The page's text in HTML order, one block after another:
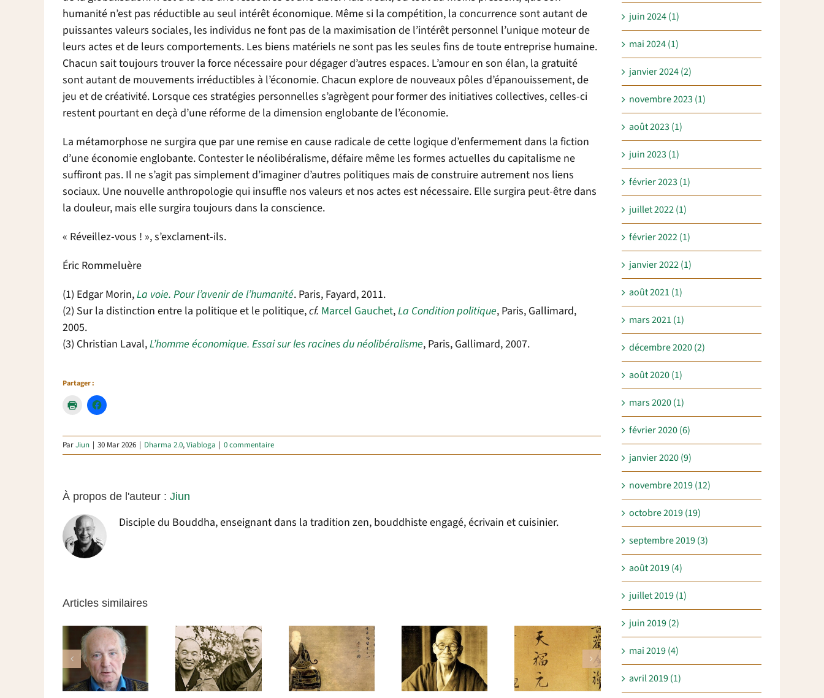
humanité n’est pas réductible au seul intérêt économique. Même si la compétition, la concurrence sont autant de
puissantes valeurs sociales, les individus ne font pas de la maximisation de l’intérêt personnel l’unique moteur de
leurs actes et de leurs comportements. Les biens matériels ne sont pas les seules fins de toute entreprise humaine.
Chacun sait toujours trouver la force nécessaire pour dégager d’autres espaces. L’amour en son élan, la gratuité
sont autant de mouvements irréductibles à l’économie. Chacun explore de nouveaux pôles d’épanouissement, de
jeu et de créativité. Lorsque ces stratégies personnelles s’agrègent pour former des initiatives collectives, celles-ci
restent pourtant en deçà d’une réforme de la dimension englobante de l’économie.
La métamorphose ne surgira que par une remise en cause radicale de cette logique d’enfermement dans la fiction
d’une économie englobante. Contester le néolibéralisme, défaire même les formes actuelles du capitalisme ne
suffiront pas. Il ne s’agit pas simplement d’imaginer d’autres politiques mais de construire autrement nos liens
sociaux. Une nouvelle anthropologie qui insuffle nos valeurs et nos actes est nécessaire. Elle surgira peut-être dans
la douleur, mais elle surgira toujours dans la conscience.
« Réveillez-vous ! », s’exclament-ils.
Éric Rommeluère
(1) Edgar Morin,La voie. Pour l’avenir de l’humanité. Paris, Fayard, 2011.
(2) Sur la distinction entre la politique et le politique,cf. Marcel Gauchet,La Condition politique, Paris, Gallimard,
2005.
(3) Christian Laval,L’homme économique. Essai sur les racines du néolibéralisme, Paris, Gallimard, 2007.
Partager :
ParJiun | 30 Mar 2026 | Dharma 2.0,Viabloga | 0 commentaire
À propos de l'auteur : Jiun
Disciple du Bouddha, enseignant dans la tradition zen, bouddhiste engagé, écrivain et cuisinier.
Articles similaires
Les profiteurs
du dharma
Busshō – La
nature de
bouddha
S’éveiller de
l’éveil
La lecture
difficile de
Dōgen
juin 2024 (1)
mai 2024 (1)
janvier 2024 (2)
novembre 2023 (1)
août 2023 (1)
juin 2023 (1)
février 2023 (1)
juillet 2022 (1)
février 2022 (1)
janvier 2022 (1)
août 2021 (1)
mars 2021 (1)
décembre 2020 (2)
août 2020 (1)
mars 2020 (1)
février 2020 (6)
janvier 2020 (9)
novembre 2019 (12)
octobre 2019 (19)
septembre 2019 (3)
août 2019 (4)
juillet 2019 (1)
juin 2019 (2)
mai 2019 (4)
avril 2019 (1)